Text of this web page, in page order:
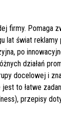
firmy. Pomaga
lat świat
po
działań
docelowej i
to łatwe
przepisy